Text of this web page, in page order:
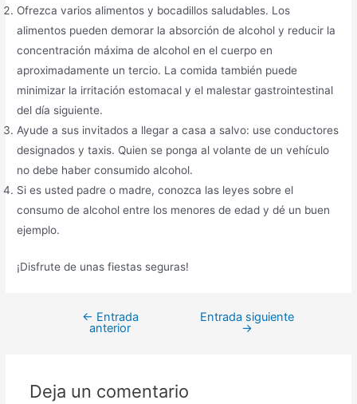
Ofrezca varios alimentos y bocadillos saludables. Los
alimentos pueden demorar la absorción de alcohol y reducir la
concentración máxima de alcohol en el cuerpo en
aproximadamente un tercio. La comida también puede
minimizar la irritación estomacal y el malestar gastrointestinal
del día siguiente.
Ayude a sus invitados a llegar a casa a salvo: use conductores
designados y taxis. Quien se ponga al volante de un vehículo
no debe haber consumido alcohol.
Si es usted padre o madre, conozca las leyes sobre el
consumo de alcohol entre los menores de edad y dé un buen
ejemplo.
¡Disfrute de unas fiestas seguras!
← Entrada
anterior
Entrada siguiente
→
Deja un comentario